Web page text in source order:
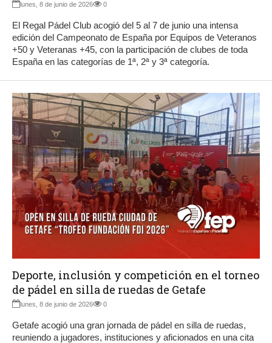
lunes, 8 de junio de 2026 0
El Regal Pádel Club acogió del 5 al 7 de junio una intensa
edición del Campeonato de España por Equipos de Veteranos
+50 y Veteranas +45, con la participación de clubes de toda
España en las categorías de 1ª, 2ª y 3ª categoría.
Deporte, inclusión y competición en el torneo
de pádel en silla de ruedas de Getafe
lunes, 8 de junio de 2026 0
Getafe acogió una gran jornada de pádel en silla de ruedas,
reuniendo a jugadores, instituciones y aficionados en una cita